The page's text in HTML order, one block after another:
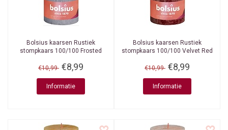
Bolsius kaarsen Rustiek
stompkaars 100/100 Frosted
€10,99 €8,99
Informatie
Bolsius kaarsen Rustiek
stompkaars 100/100 Velvet Red
€10,99 €8,99
Informatie